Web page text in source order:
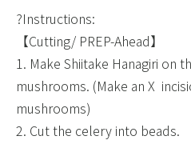
?Instructions:​
【Cutting/ PREP-Ahead】​
1. Make Shiitake Hanagiri on
mushrooms. (Make an X
mushrooms)​
2. Cut the celery into beads. ​